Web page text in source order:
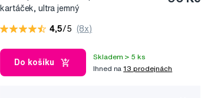
kartáček, ultra jemný
4,5/5 (8x)
Do košíku
Skladem > 5 ks
Ihned na13 prodejnách